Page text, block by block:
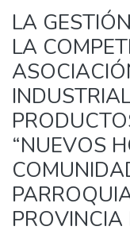
Estadísticas Externas
LA
LA
“NUEVOS